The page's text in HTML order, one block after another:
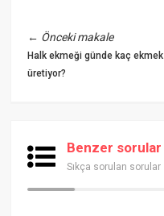
← Önceki makale
Halk ekmeği günde kaç ekmek
üretiyor?
Benzer sorular
Sıkça sorulan sorular